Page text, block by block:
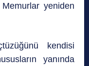
yeniden
kendisi
yanında